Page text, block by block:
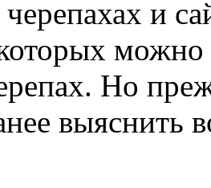
и
можно
Но
выяснить